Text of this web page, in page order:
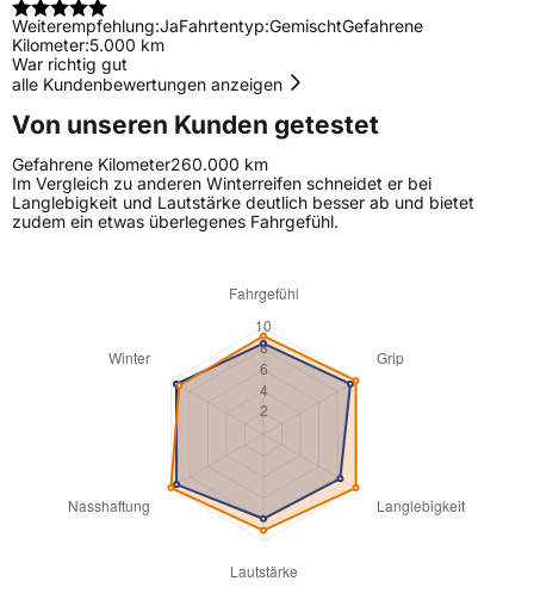
Weiterempfehlung:JaFahrtentyp:GemischtGefahrene
Kilometer:5.000 km
War richtig gut
alle Kundenbewertungen anzeigen
Von unseren Kunden getestet
Gefahrene Kilometer260.000 km
Im Vergleich zu anderen Winterreifen schneidet er bei
Langlebigkeit und Lautstärke deutlich besser ab und bietet
zudem ein etwas überlegenes Fahrgefühl.